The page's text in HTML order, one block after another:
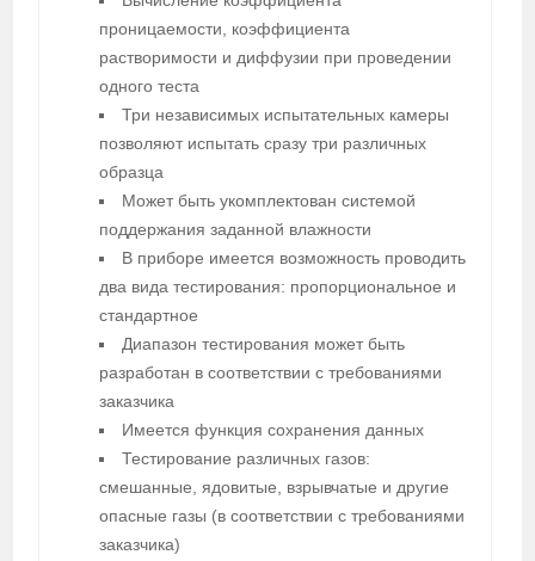
проницаемости, коэффициента
растворимости и диффузии при проведении
одного теста
Три независимых испытательных камеры
позволяют испытать сразу три различных
образца
Может быть укомплектован системой
поддержания заданной влажности
В приборе имеется возможность проводить
два вида тестирования: пропорциональное и
стандартное
Диапазон тестирования может быть
разработан в соответствии с требованиями
заказчика
Имеется функция сохранения данных
Тестирование различных газов:
смешанные, ядовитые, взрывчатые и другие
опасные газы (в соответствии с требованиями
заказчика)